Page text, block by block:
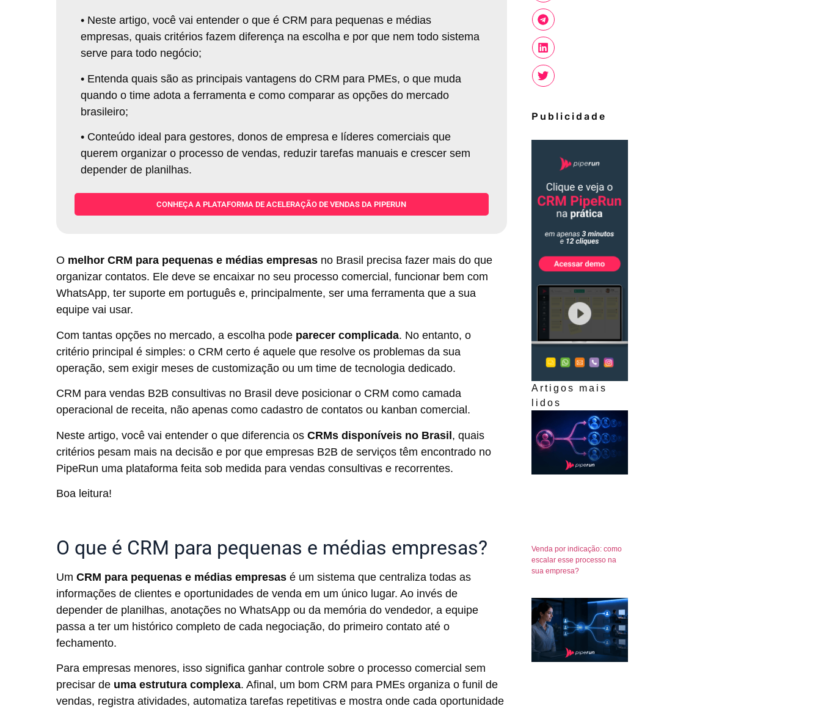
• Neste artigo, você vai entender o que é CRM para pequenas e médias
empresas, quais critérios fazem diferença na escolha e por que nem todo sistema
serve para todo negócio;
• Entenda quais são as principais vantagens do CRM para PMEs, o que muda
quando o time adota a ferramenta e como comparar as opções do mercado
brasileiro;
• Conteúdo ideal para gestores, donos de empresa e líderes comerciais que
querem organizar o processo de vendas, reduzir tarefas manuais e crescer sem
depender de planilhas.
CONHEÇA A PLATAFORMA DE ACELERAÇÃO DE VENDAS DA PIPERUN
O melhor CRM para pequenas e médias empresas no Brasil precisa fazer mais do que
organizar contatos. Ele deve se encaixar no seu processo comercial, funcionar bem com
WhatsApp, ter suporte em português e, principalmente, ser uma ferramenta que a sua
equipe vai usar.
Com tantas opções no mercado, a escolha pode parecer complicada. No entanto, o
critério principal é simples: o CRM certo é aquele que resolve os problemas da sua
operação, sem exigir meses de customização ou um time de tecnologia dedicado.
CRM para vendas B2B consultivas no Brasil deve posicionar o CRM como camada
operacional de receita, não apenas como cadastro de contatos ou kanban comercial.
Neste artigo, você vai entender o que diferencia os CRMs disponíveis no Brasil, quais
critérios pesam mais na decisão e por que empresas B2B de serviços têm encontrado no
PipeRun uma plataforma feita sob medida para vendas consultivas e recorrentes.
Boa leitura!
O que é CRM para pequenas e médias empresas?
Um CRM para pequenas e médias empresas é um sistema que centraliza todas as
informações de clientes e oportunidades de venda em um único lugar. Ao invés de
depender de planilhas, anotações no WhatsApp ou da memória do vendedor, a equipe
passa a ter um histórico completo de cada negociação, do primeiro contato até o
fechamento.
Para empresas menores, isso significa ganhar controle sobre o processo comercial sem
precisar de uma estrutura complexa. Afinal, um bom CRM para PMEs organiza o funil de
vendas, registra atividades, automatiza tarefas repetitivas e mostra onde cada oportunidade
Publicidade
Artigos mais
lidos
Venda por indicação: como
escalar esse processo na
sua empresa?